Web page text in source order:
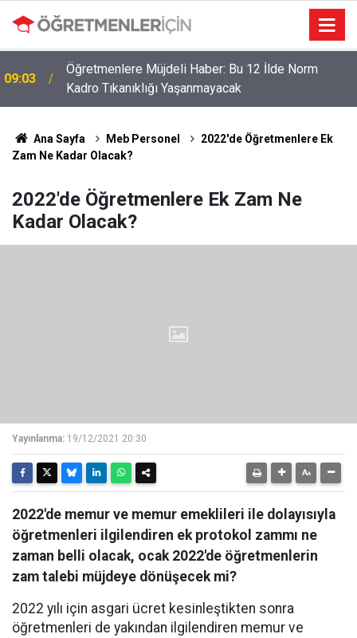
09:03
Öğretmenlere Müjdeli Haber: Bu 12 İlde Norm
Kadro Tıkanıklığı Yaşanmayacak
Ana Sayfa Meb Personel
2022'de Öğretmenlere Ek
Zam Ne Kadar Olacak?
2022'de Öğretmenlere Ek Zam Ne
Kadar Olacak?
Yayınlanma: 19/12/2021 20:30
2022'de memur ve memur emeklileri ile dolayısıyla
öğretmenleri ilgilendiren ek protokol zammı ne
zaman belli olacak, ocak 2022'de öğretmenlerin
zam talebi müjdeye dönüşecek mi?
2022 yılı için asgari ücret kesinleştikten sonra
öğretmenleri de yakından ilgilendiren memur ve